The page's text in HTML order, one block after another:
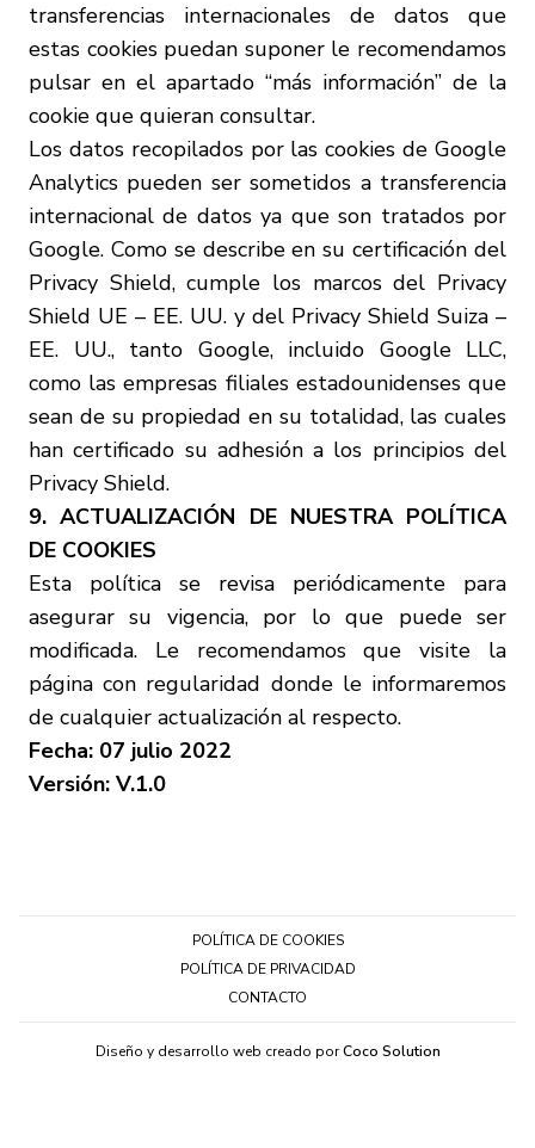
transferencias internacionales de datos que
estas cookies puedan suponer le recomendamos
pulsar en el apartado “más información” de la
cookie que quieran consultar.
Los datos recopilados por las cookies de Google
Analytics pueden ser sometidos a transferencia
internacional de datos ya que son tratados por
Google. Como se describe en su certificación del
Privacy Shield, cumple los marcos del Privacy
Shield UE – EE. UU. y del Privacy Shield Suiza –
EE. UU., tanto Google, incluido Google LLC,
como las empresas filiales estadounidenses que
sean de su propiedad en su totalidad, las cuales
han certificado su adhesión a los principios del
Privacy Shield.
9. ACTUALIZACIÓN DE NUESTRA POLÍTICA
DE COOKIES
Esta política se revisa periódicamente para
asegurar su vigencia, por lo que puede ser
modificada. Le recomendamos que visite la
página con regularidad donde le informaremos
de cualquier actualización al respecto.
Fecha: 07 julio 2022
Versión: V.1.0
POLÍTICA DE COOKIES
POLÍTICA DE PRIVACIDAD
CONTACTO
Diseño y desarrollo web creado porCoco Solution